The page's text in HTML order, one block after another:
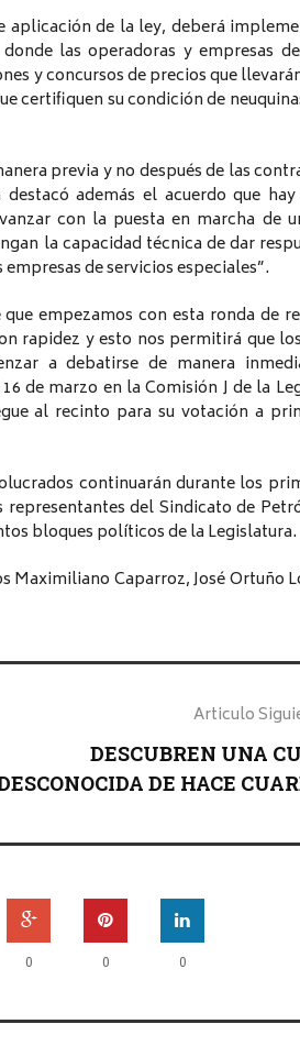
aplicación de la ley, deberá
las operadoras y empresas
y concursos de precios que
certifiquen su condición de
previa y no después de las
además el acuerdo que
con la puesta en marcha de
la capacidad técnica de dar
de servicios especiales”.
empezamos con esta ronda de
rapidez y esto nos permitirá que
a debatirse de manera
de marzo en la Comisión J de la
al recinto para su votación a
continuarán durante los
del Sindicato de
bloques políticos de la Legislatura.
Caparroz, José Ortuño
Articulo
DESCUBREN UNA
DE HACE
0 0 0